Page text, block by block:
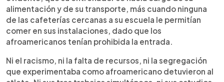
alimentación y de su transporte, más cuando ninguna
de las cafeterías cercanas a su escuela le permitían
comer en sus instalaciones, dado que los
afroamericanos tenían prohibida la entrada.
Ni el racismo, ni la falta de recursos, ni la segregación
que experimentaba como afroamericano detuvieron al